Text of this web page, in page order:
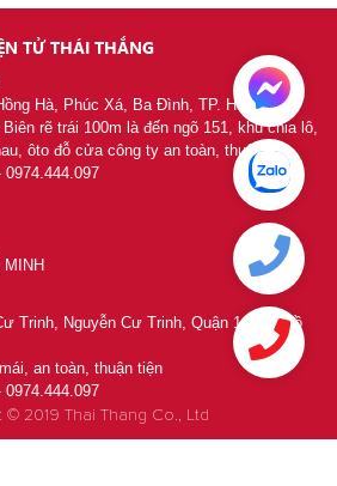
TỬ THÁI THẮNG
Hà, Phúc Xá, Ba Đình, TP. Hà Nội
rẽ trái 100m là đến ngõ 151, khu chia lô,
ôto đỗ cửa công ty an toàn, thuận tiện
Trinh, Nguyễn Cư Trinh, Quận 1 - TP. Hồ
an toàn, thuận tiện
© 2019 Thai Thang Co., Ltd